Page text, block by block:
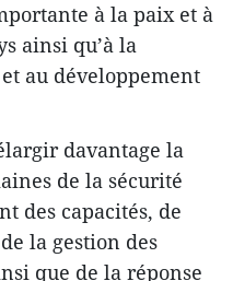
à la paix et à
ainsi qu’à la
au développement
davantage la
de la sécurité
des capacités, de
la gestion des
que de la réponse